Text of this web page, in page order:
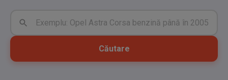
Căutare